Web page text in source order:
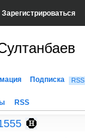
Зарегистрироваться
Подписка RSS
RSS